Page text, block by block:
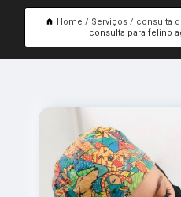
Home Serviços consulta
consulta para felino